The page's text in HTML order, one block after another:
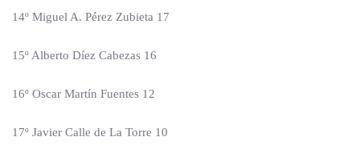
14º Miguel A. Pérez Zubieta 17
15º Alberto Díez Cabezas 16
16º Oscar Martín Fuentes 12
17º Javier Calle de La Torre 10